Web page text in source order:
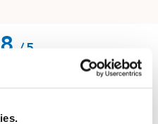
/5
soumis à un